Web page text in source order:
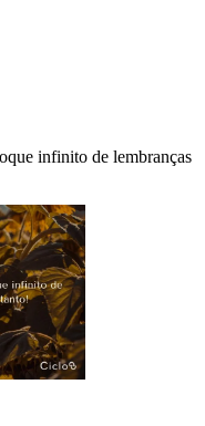
infinito de lembranças